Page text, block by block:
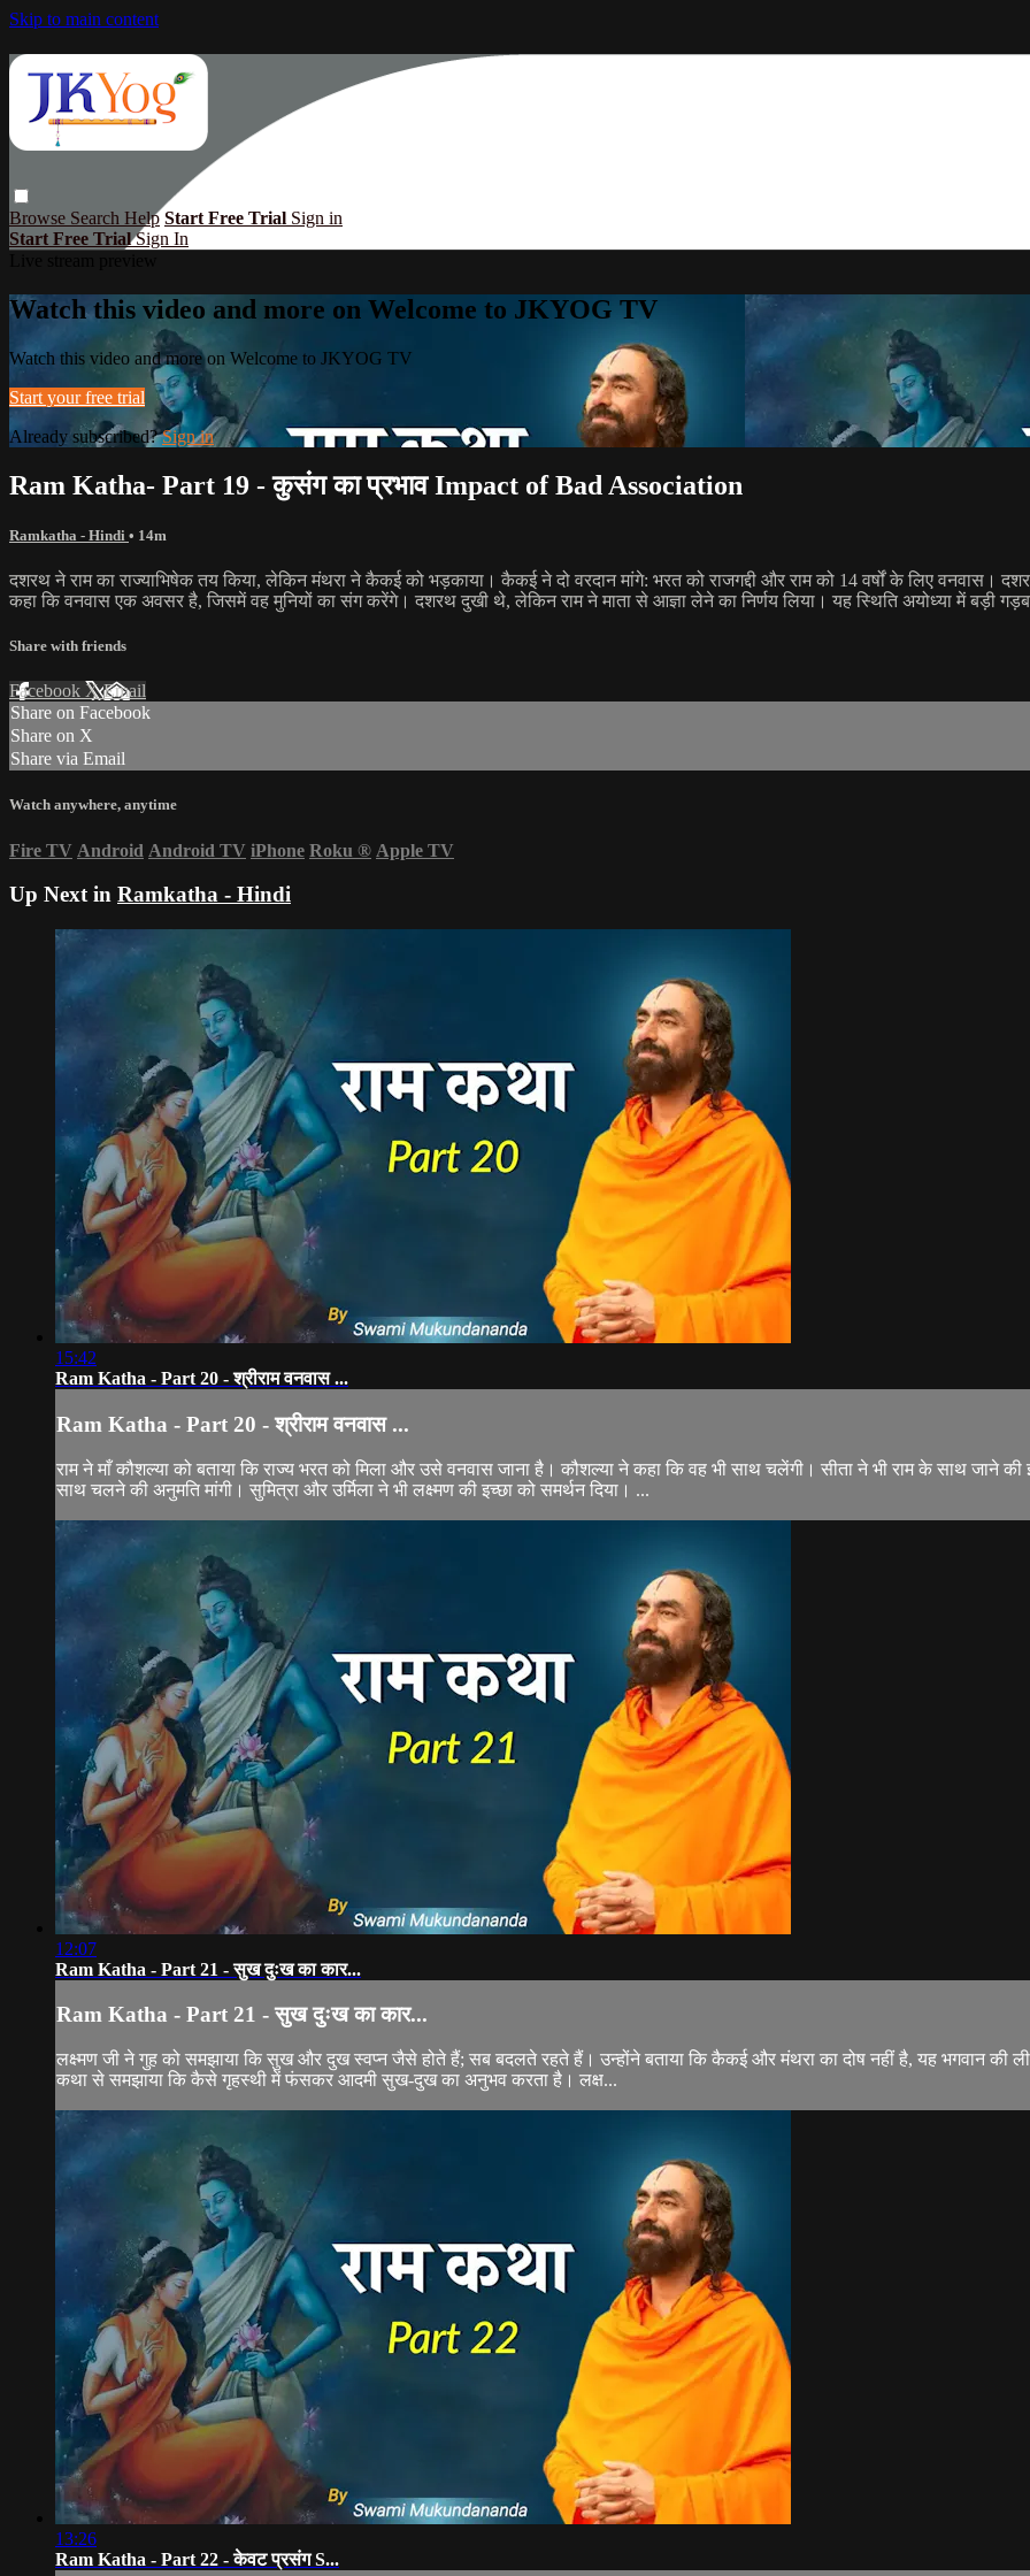
Skip to main content
Browse Search Help Start Free Trial Sign in
Start Free TrialSign In
Watch this video and more on Welcome to JKYOG TV
Watch this video and more on Welcome to JKYOG TV
Start your free trial
Already subscribed?Sign in
Ram Katha- Part 19 - कुसंग का प्रभाव Impact of Bad Association
Ramkatha - Hindi • 14m
दशरथ ने राम का राज्याभिषेक तय किया, लेकिन मंथरा ने कैकई को भड़काया। कैकई ने दो वरदान मांगे: भरत को राजगद्दी और राम को 14 वर्षों के लिए वनवास।
कहा कि वनवास एक अवसर है, जिसमें वह मुनियों का संग करेंगे। दशरथ दुखी थे, लेकिन राम ने माता से आज्ञा लेने का निर्णय लिया। यह स्थिति अयोध्या में बड़ी
Share with friends
Facebook XEmail
Share on Facebook
Share on X
Share via Email
Watch anywhere, anytime
Fire TV Android Android TV iPhone Roku ® Apple TV
Up Next in Ramkatha - Hindi
15:42
Ram Katha - Part 20 - श्रीराम वनवास ...
Ram Katha - Part 20 - श्रीराम वनवास ...
राम ने माँ कौशल्या को बताया कि राज्य भरत को मिला और उसे वनवास जाना है। कौशल्या ने कहा कि वह भी साथ चलेंगी। सीता ने भी राम के साथ जाने
साथ चलने की अनुमति मांगी। सुमित्रा और उर्मिला ने भी लक्ष्मण की इच्छा को समर्थन दिया। ...
12:07
Ram Katha - Part 21 - सुख दुःख का कार...
Ram Katha - Part 21 - सुख दुःख का कार...
लक्ष्मण जी ने गुह को समझाया कि सुख और दुख स्वप्न जैसे होते हैं; सब बदलते रहते हैं। उन्होंने बताया कि कैकई और मंथरा का दोष नहीं है, यह भगवान की
कथा से समझाया कि कैसे गृहस्थी में फंसकर आदमी सुख-दुख का अनुभव करता है। लक्ष...
13:26
Ram Katha - Part 22 - केवट प्रसंग S...